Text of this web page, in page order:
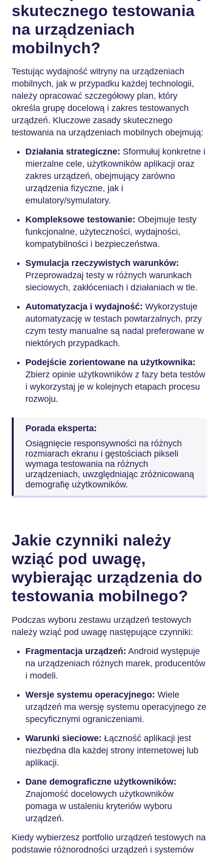
skutecznego testowania
na urządzeniach
mobilnych?
Testując wydajność witryny na urządzeniach
mobilnych, jak w przypadku każdej technologii,
należy opracować szczegółowy plan, który
określa grupę docelową i zakres testowanych
urządzeń. Kluczowe zasady skutecznego
testowania na urządzeniach mobilnych obejmują:
Działania strategiczne: Sformułuj konkretne i
mierzalne cele, użytkowników aplikacji oraz
zakres urządzeń, obejmujący zarówno
urządzenia fizyczne, jak i
emulatory/symulatory.
Kompleksowe testowanie: Obejmuje testy
funkcjonalne, użyteczności, wydajności,
kompatybilności i bezpieczeństwa.
Symulacja rzeczywistych warunków:
Przeprowadzaj testy w różnych warunkach
sieciowych, zakłóceniach i działaniach w tle.
Automatyzacja i wydajność: Wykorzystuje
automatyzację w testach powtarzalnych, przy
czym testy manualne są nadal preferowane w
niektórych przypadkach.
Podejście zorientowane na użytkownika:
Zbierz opinie użytkowników z fazy beta testów
i wykorzystaj je w kolejnych etapach procesu
rozwoju.
Porada eksperta:
Osiągnięcie responsywności na różnych
rozmiarach ekranu i gęstościach pikseli
wymaga testowania na różnych
urządzeniach, uwzględniając zróżnicowaną
demografię użytkowników.
Jakie czynniki należy
wziąć pod uwagę,
wybierając urządzenia do
testowania mobilnego?
Podczas wyboru zestawu urządzeń testowych
należy wziąć pod uwagę następujące czynniki:
Fragmentacja urządzeń: Android występuje
na urządzeniach różnych marek, producentów
i modeli.
Wersje systemu operacyjnego: Wiele
urządzeń ma wersję systemu operacyjnego ze
specyficznymi ograniczeniami.
Warunki sieciowe: Łączność aplikacji jest
niezbędna dla każdej strony internetowej lub
aplikacji.
Dane demograficzne użytkowników:
Znajomość docelowych użytkowników
pomaga w ustaleniu kryteriów wyboru
urządzeń.
Kiedy wybierzesz portfolio urządzeń testowych na
podstawie różnorodności urządzeń i systemów